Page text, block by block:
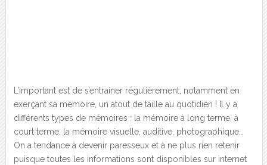
L’important est de s’entrainer régulièrement, notamment en
exerçant sa mémoire, un atout de taille au quotidien ! Il y a
différents types de mémoires : la mémoire à long terme, à
court terme, la mémoire visuelle, auditive, photographique…
On a tendance à devenir paresseux et à ne plus rien retenir
puisque toutes les informations sont disponibles sur internet